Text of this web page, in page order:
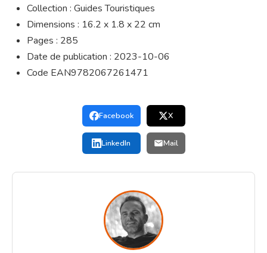
Collection : Guides Touristiques
Dimensions : 16.2 x 1.8 x 22 cm
Pages : 285
Date de publication : 2023-10-06
Code EAN9782067261471
Facebook X
LinkedIn Mail